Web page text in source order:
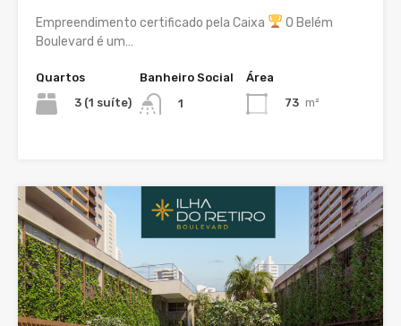
Empreendimento certificado pela Caixa
O Belém
Boulevard é um…
Quartos
3 (1 suíte)
Banheiro Social
1
Área
73 m²